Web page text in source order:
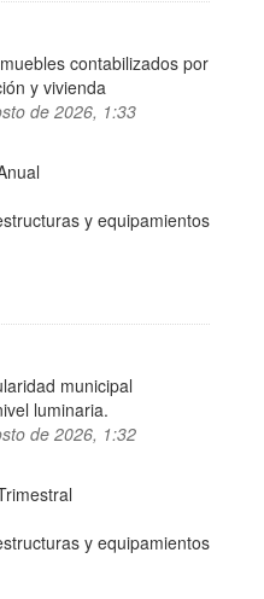
contabilizados por
y vivienda
de 2026, 1:33
y equipamientos
municipal
luminaria.
de 2026, 1:32
y equipamientos